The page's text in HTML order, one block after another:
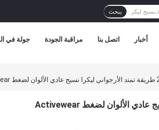
يبحث
جولة في مراقبة الجودة اتصل بنا أخبار